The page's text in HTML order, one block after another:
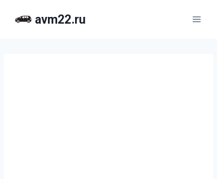
avm22.ru